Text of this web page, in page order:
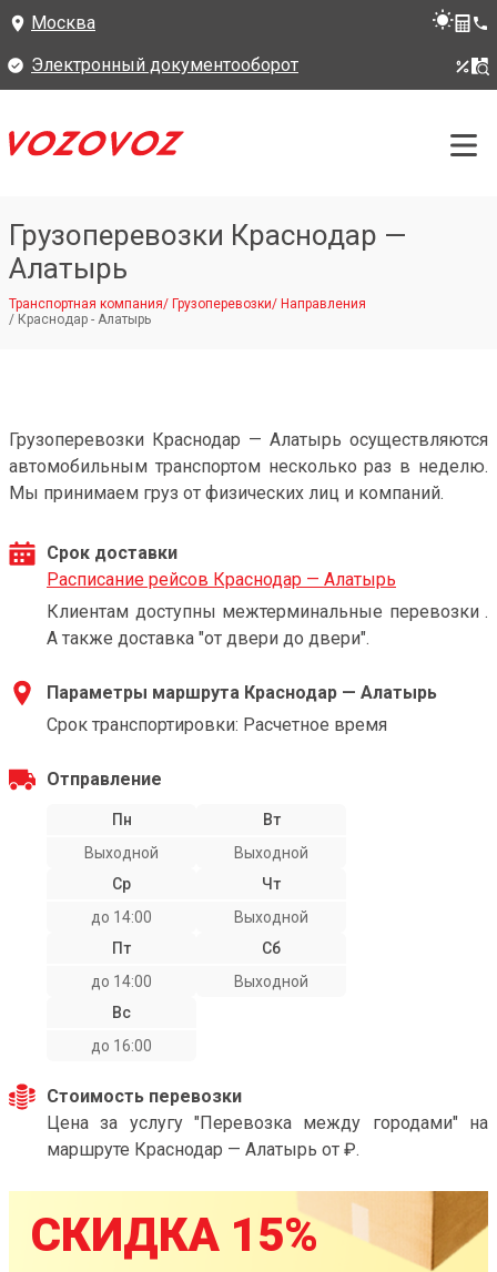
Москва
Электронный документооборот
Грузоперевозки Краснодар —
Алатырь
Транспортная компания/ Грузоперевозки/ Направления
/ Краснодар - Алатырь
Грузоперевозки Краснодар — Алатырь осуществляются
автомобильным транспортом несколько раз в неделю.
Мы принимаем груз от физических лиц и компаний.
Срок доставки
Расписание рейсов Краснодар — Алатырь
Клиентам доступны межтерминальные перевозки .
А также доставка "от двери до двери".
Параметры маршрута Краснодар — Алатырь
Срок транспортировки: Расчетное время
Отправление
Пн
Выходной
Вт
Выходной
Ср
до 14:00
Чт
Выходной
Пт
до 14:00
Сб
Выходной
Вс
до 16:00
Стоимость перевозки
Цена за услугу "Перевозка между городами" на
маршруте Краснодар — Алатырь от ₽.
СКИДКА 15%